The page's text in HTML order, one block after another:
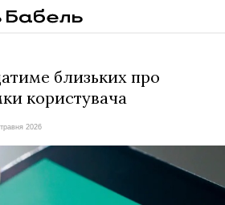
близьких про
користувача
2026